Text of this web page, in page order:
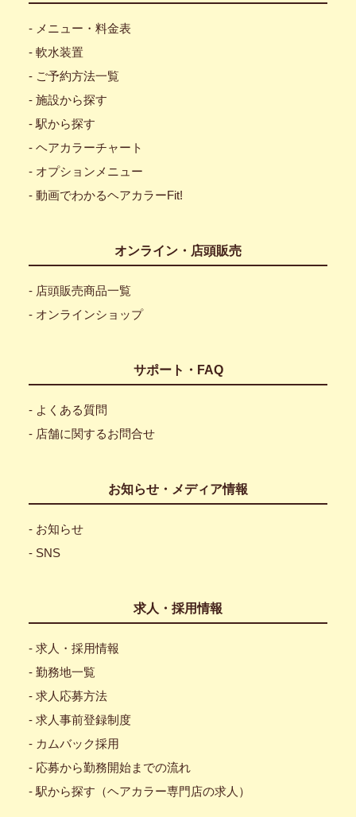
- メニュー・料金表
- 軟水装置
- ご予約方法一覧
- 施設から探す
- 駅から探す
- ヘアカラーチャート
- オプションメニュー
- 動画でわかるヘアカラーFit!
オンライン・店頭販売
- 店頭販売商品一覧
- オンラインショップ
サポート・FAQ
- よくある質問
- 店舗に関するお問合せ
お知らせ・メディア情報
- お知らせ
- SNS
求人・採用情報
- 求人・採用情報
- 勤務地一覧
- 求人応募方法
- 求人事前登録制度
- カムバック採用
- 応募から勤務開始までの流れ
- 駅から探す（ヘアカラー専門店の求人）